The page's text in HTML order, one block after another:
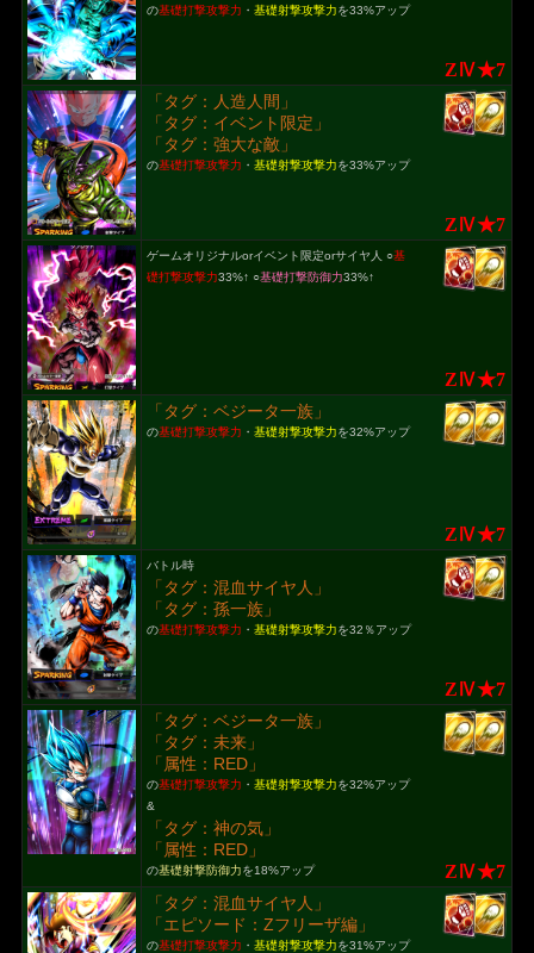
の基礎打撃攻撃力 ・ 基礎射撃攻撃力を33%アップ
ZⅣ★7
「タグ：人造人間」
「タグ：イベント限定」
「タグ：強大な敵」
の基礎打撃攻撃力 ・ 基礎射撃攻撃力を33%アップ
ZⅣ★7
ゲームオリジナルorイベント限定orサイヤ人 ○基
礎打撃攻撃力33%↑ ○基礎打撃防御力33%↑
ZⅣ★7
「タグ：ベジータ一族」
の基礎打撃攻撃力 ・ 基礎射撃攻撃力を32%アップ
ZⅣ★7
バトル時
「タグ：混血サイヤ人」
「タグ：孫一族」
の基礎打撃攻撃力 ・ 基礎射撃攻撃力を32％アップ
ZⅣ★7
「タグ：ベジータ一族」
「タグ：未来」
「属性：RED」
の基礎打撃攻撃力 ・ 基礎射撃攻撃力を32%アップ
&
「タグ：神の気」
「属性：RED」
の基礎射撃防御力を18%アップ ZⅣ★7
「タグ：混血サイヤ人」
「エピソード：Zフリーザ編」
の基礎打撃攻撃力 ・ 基礎射撃攻撃力を31%アップ